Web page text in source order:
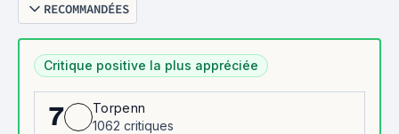
RECOMMANDÉES
Critique positive la plus appréciée
7
Torpenn
1062 critiques